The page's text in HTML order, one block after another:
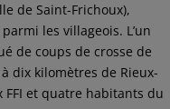
de Saint-Frichoux),
les villageois. L’un
de coups de crosse de
dix kilomètres de Rieux-
et quatre habitants du